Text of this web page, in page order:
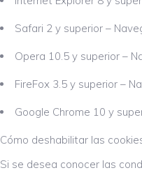
Safari 2 y superior –
Opera 10.5 y superior –
FireFox 3.5 y superior –
Google Chrome 10 y
Cómo deshabilitar las
Si se desea conocer las